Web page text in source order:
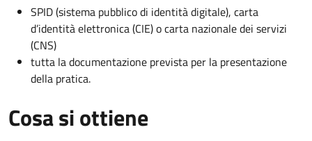
SPID (sistema pubblico di identità digitale), carta
d’identità elettronica (CIE) o carta nazionale dei servizi
(CNS)
tutta la documentazione prevista per la presentazione
della pratica.
Cosa si ottiene